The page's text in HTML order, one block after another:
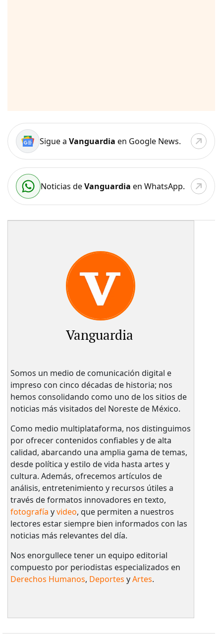
Sigue a Vanguardia en Google News.
Noticias deVanguardia en WhatsApp.
Vanguardia
Somos un medio de comunicación digital e
impreso con cinco décadas de historia; nos
hemos consolidando como uno de los sitios de
noticias más visitados del Noreste de México.
Como medio multiplataforma, nos distinguimos
por ofrecer contenidos confiables y de alta
calidad, abarcando una amplia gama de temas,
desde política y estilo de vida hasta artes y
cultura. Además, ofrecemos artículos de
análisis, entretenimiento y recursos útiles a
través de formatos innovadores en texto,
fotografía yvideo, que permiten a nuestros
lectores estar siempre bien informados con las
noticias más relevantes del día.
Nos enorgullece tener un equipo editorial
compuesto por periodistas especializados en
Derechos Humanos, Deportes yArtes.